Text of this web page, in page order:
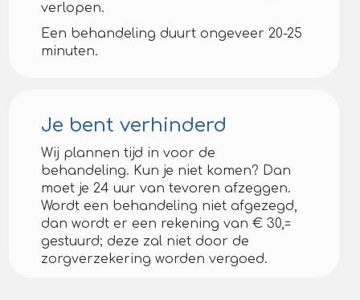
verlopen.
Een behandeling duurt ongeveer 20-25
minuten.
Je bent verhinderd
Wij plannen tijd in voor de
behandeling. Kun je niet komen? Dan
moet je 24 uur van tevoren afzeggen.
Wordt een behandeling niet afgezegd,
dan wordt er een rekening van € 30,=
gestuurd; deze zal niet door de
zorgverzekering worden vergoed.